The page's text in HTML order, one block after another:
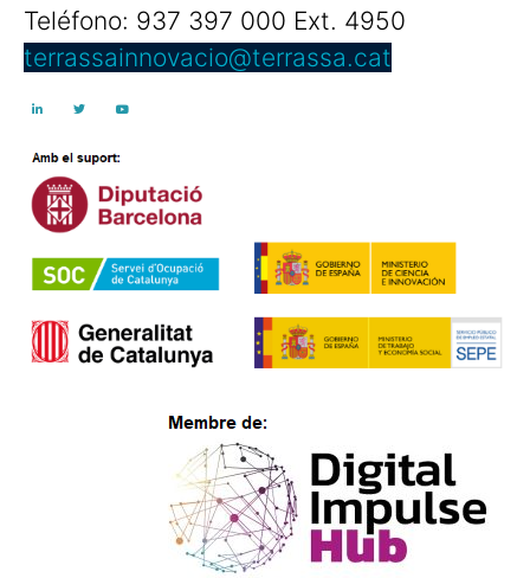
Teléfono: 937 397 000 Ext. 4950
terrassainnovacio@terrassa.cat